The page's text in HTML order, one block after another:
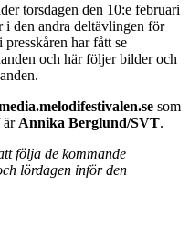
torsdagen den 10:e februari
i den andra deltävlingen för
har fått se
och här följer bilder och
som
är Annika Berglund/SVT.
följa de kommande
lördagen inför den